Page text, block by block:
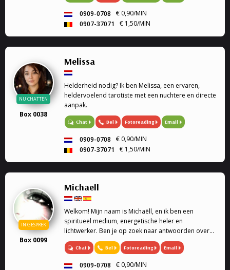
0909-0708
€ 0,90/MIN
0907-37071
€ 1,50/MIN
NU CHATTEN
Box 0038
Melissa
Helderheid nodig? Ik ben Melissa, een ervaren,
heldervoelend tarotiste met een nuchtere en directe
aanpak.
Chat Bel Fotoreading Email
0909-0708
€ 0,90/MIN
0907-37071
€ 1,50/MIN
IN GESPREK
Box 0099
Michaell
Welkom! Mijn naam is Michaëll, en ik ben een
spiritueel medium, energetische heler en
lichtwerker. Ben je op zoek naar antwoorden over
de liefde, toekomst en spiritualiteit, dan ben je hier
op de juiste plek.
Chat Bel Fotoreading Email
0909-0708
€ 0,90/MIN